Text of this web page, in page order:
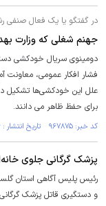
در گفتگو یا یک فعال
جهنم شغلی که وزارت
دومینوی سریال خودکشی
فشار افکار عمومی، معاونت
علل این خودکشی‌ها تشکیل
برای حفظ ظاهر می دانند.
کد خبر: ۹۶۷۸۷۵ تاریخ انتشار : ۱۴۰۳/۱۲/۲۶
پزشک گرگانی جلوی
رئیس پلیس آگاهی استان
و دستگیری قاتل پزشک